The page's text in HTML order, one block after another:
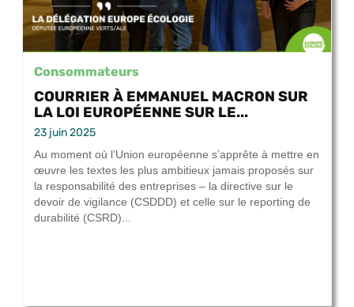
Consommateurs
COURRIER À EMMANUEL MACRON SUR
LA LOI EUROPÉENNE SUR LE...
23 juin 2025
Au moment où l’Union européenne s’apprête à mettre en
œuvre les textes les plus ambitieux jamais proposés sur
la responsabilité des entreprises – la directive sur le
devoir de vigilance (CSDDD) et celle sur le reporting de
durabilité (CSRD)...